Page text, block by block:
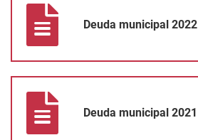
Deuda municipal 2022
Deuda municipal 2021